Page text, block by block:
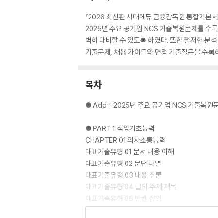
『2026 최신판 시대에듀 금융감독원 통합기
2025년 주요 공기업 NCS 기출복원문제를 수
벽히 대비할 수 있도록 하였다. 또한 철저한 분
기출문제, 채용 가이드와 면접 기출질문을 수
목차
● Add+ 2025년 주요 공기업 NCS 기출복원
● PART 1 직업기초능력
CHAPTER 01 의사소통능력
대표기출유형 01 문서 내용 이해
대표기출유형 02 문단 나열
대표기출유형 03 내용 추론
대표기출유형 04 글의 주제·제목
대표기출유형 05 빈칸 삽입
대표기출유형 06 경청·의사소통